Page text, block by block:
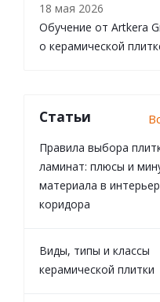
18 мая 2026
Обучение от Artkera
о керамической
Статьи
Правила выбора
ламинат: плюсы и
материала в
коридора
Виды, типы и классы
керамической плитки